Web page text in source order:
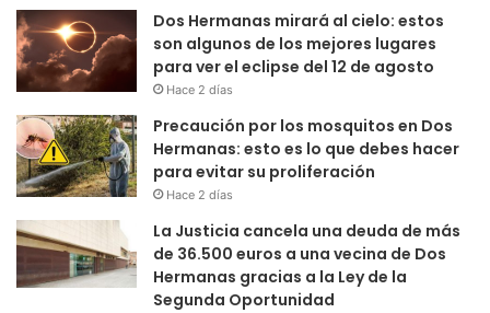
Dos Hermanas mirará al cielo: estos
son algunos de los mejores lugares
para ver el eclipse del 12 de agosto
Hace 2 días
Precaución por los mosquitos en Dos
Hermanas: esto es lo que debes hacer
para evitar su proliferación
Hace 2 días
La Justicia cancela una deuda de más
de 36.500 euros a una vecina de Dos
Hermanas gracias a la Ley de la
Segunda Oportunidad